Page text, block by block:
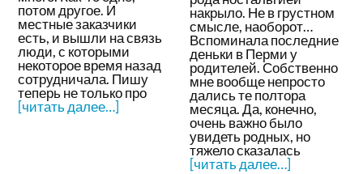
потом другое. И
местные заказчики
есть, и вышли на связь
люди, с которыми
некоторое время назад
сотрудничала. Пишу
теперь не только про
[читать далее…]
накрыло. Не в грустном
смысле, наоборот…
Вспоминала последние
деньки в Перми у
родителей. Собственно
мне вообще непросто
дались те полтора
месяца. Да, конечно,
очень важно было
увидеть родных, но
тяжело сказалась
[читать далее…]